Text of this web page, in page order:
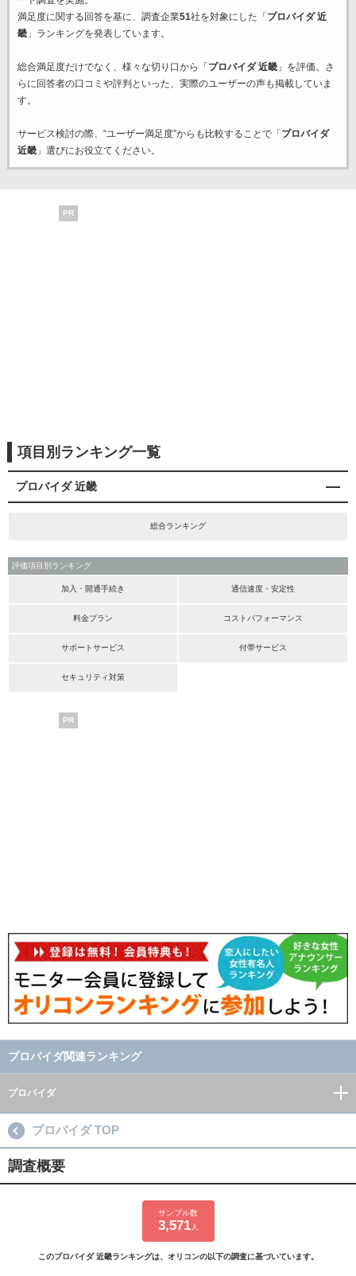
満足度に関する回答を基に、調査企業51社を対象にした「 プロバイダ 近
畿」ランキングを発表しています。
総合満足度だけでなく、様々な切り口から「 プロバイダ 近畿」を評価。さ
らに回答者の口コミや評判といった、実際のユーザーの声も掲載していま
す。
サービス検討の際、“ユーザー満足度”からも比較することで「 プロバイダ
近畿」選びにお役立てください。
PR
項目別ランキング一覧
プロバイダ 近畿
総合ランキング
評価項目別ランキング
加入・開通手続き 通信速度・安定性
料金プラン コストパフォーマンス
サポートサービス 付帯サービス
セキュリティ対策
PR
プロバイダ関連ランキング
プロバイダ
プロバイダ TOP
調査概要
サンプル数
3,571人
このプロバイダ 近畿ランキングは、オリコンの以下の調査に基づいています。